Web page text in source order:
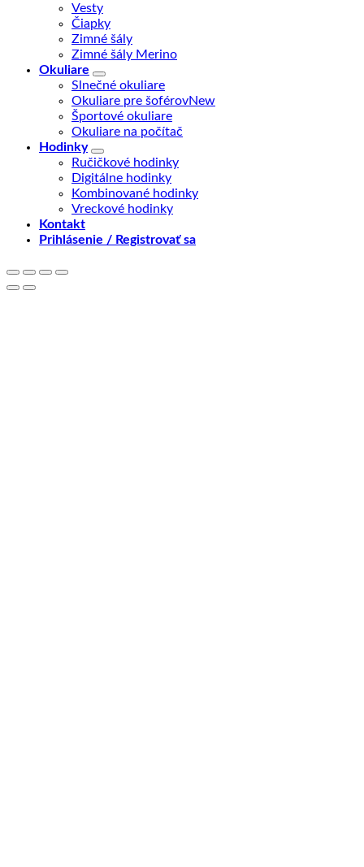
Vesty
Čiapky
Zimné šály
Zimné šály Merino
Okuliare
Slnečné okuliare
Okuliare pre šoférov
Športové okuliare
Okuliare na počítač
Hodinky
Ručičkové hodinky
Digitálne hodinky
Kombinované hodinky
Vreckové hodinky
Kontakt
Prihlásenie / Registrovať sa